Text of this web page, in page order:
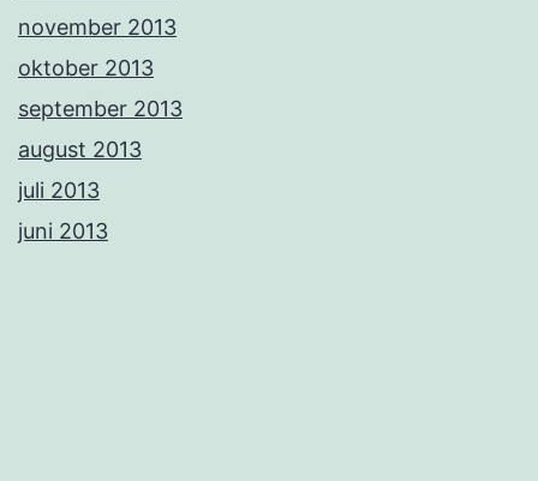
november 2013
oktober 2013
september 2013
august 2013
juli 2013
juni 2013